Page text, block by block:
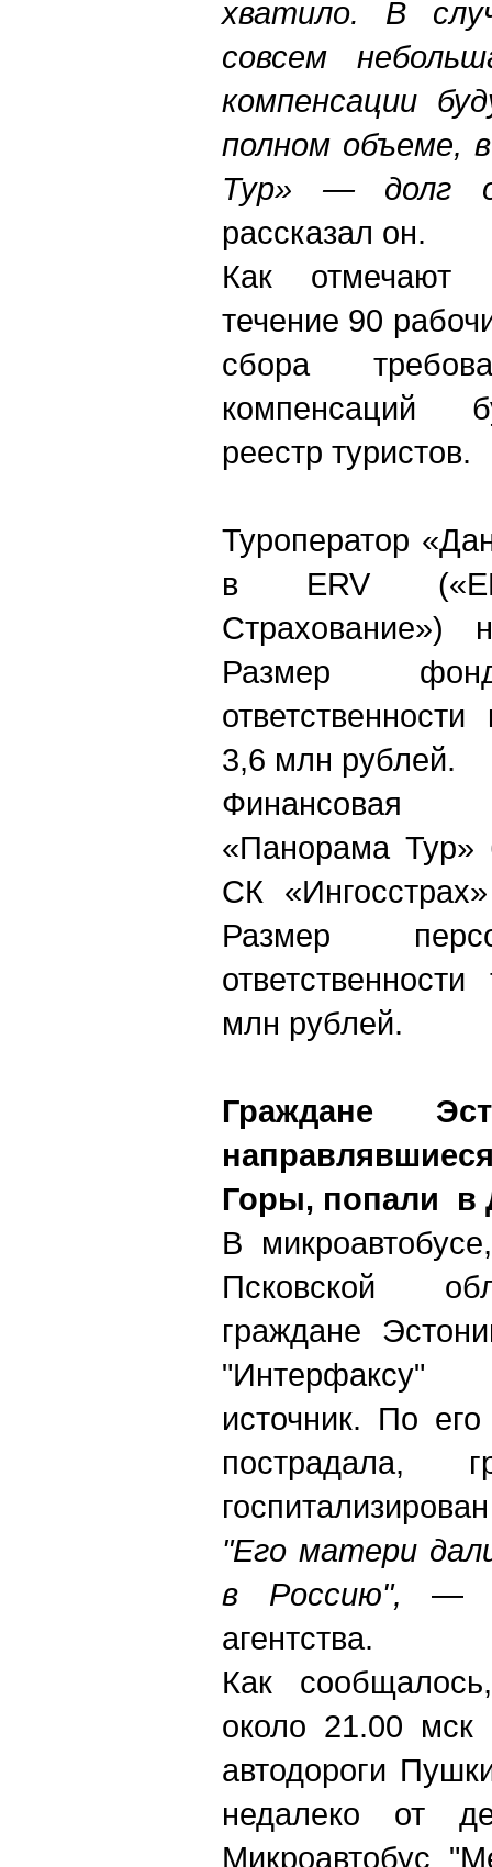
хватило. В
совсем
компенсации
полном объеме,
Тур» — долг
рассказал он.
Как
течение 90
сбора
компенсаций
реестр туристов.
Туроператор
в ERV
Размер
3,6 млн рублей.
Финансовая
«Панорама Тур»
СК
Размер
млн рублей.
Граждане
Горы, попали в
В
Псковской
граждане
"Интерфаксу"
источник. По
пострадала,
"Его матери
в Россию", —
агентства.
Как
около 21.00
автодороги
недалеко от
Микроавтобус